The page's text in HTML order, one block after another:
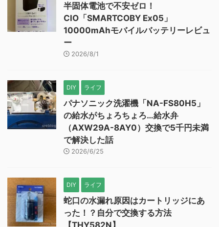
半固体電池で不安ゼロ！
CIO「SMARTCOBY Ex05」
10000mAhモバイルバッテリーレビュ
ー
2026/8/1
DIY ライフ
パナソニック洗濯機「NA-FS80H5」
の給水がちょろちょろ…給水弁
（AXW29A-8AY0）交換で5千円未満
で解決した話
2026/6/25
DIY ライフ
蛇口の水漏れ原因はカートリッジにあ
った！？自分で交換する方法
【THY582N】